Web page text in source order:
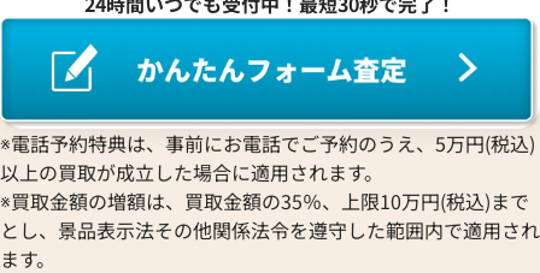
プラチナインゴット 買取
Pt1000 買取
Pt950 買取
Pt850 買取
Pt&Pm 買取
銀･シルバー 買取
パラジウム 買取
A. ランゲ&
ゾーネ 買取
パネライ 買取
ブルガリ 買取
フランク ミュラー 買取
IWC 買取
買取可能な商品をもっと見る
※電話予約特典は、事前にお電話でご予約のうえ、5万円(税込)
以上の買取が成立した場合に適用されます。
※買取金額の増額は、買取金額の35％、上限10万円(税込)まで
とし、景品表示法その他関係法令を遵守した範囲内で適用され
ます。